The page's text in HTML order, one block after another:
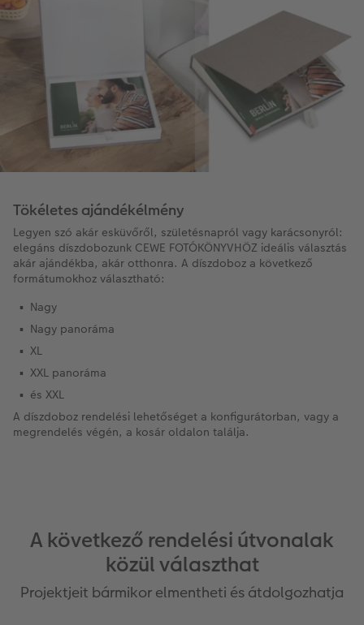
Tökéletes ajándékélmény
Legyen szó akár esküvőről, születésnapról vagy karácsonyról:
elegáns díszdobozunk CEWE FOTÓKÖNYVHÖZ ideális választás
akár ajándékba, akár otthonra. A díszdoboz a következő
formátumokhoz választható:
Nagy
Nagy panoráma
XL
XXL panoráma
és XXL
A díszdoboz rendelési lehetőséget a konfigurátorban, vagy a
megrendelés végén, a kosár oldalon találja.
A következő rendelési útvonalak
közül választhat
Projektjeit bármikor elmentheti és átdolgozhatja